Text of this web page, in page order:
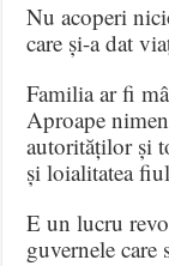
Nu acoperi
care și-a dat
Familia ar fi
Aproape
autorităților și
și loialitatea
E un lucru
guvernele care